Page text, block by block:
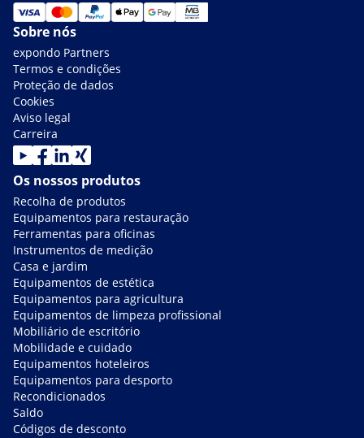
Sobre nós
expondo Partners
Termos e condições
Proteção de dados
Cookies
Aviso legal
Carreira
Os nossos produtos
Recolha de produtos
Equipamentos para restauração
Ferramentas para oficinas
Instrumentos de medição
Casa e jardim
Equipamentos de estética
Equipamentos para agricultura
Equipamentos de limpeza profissional
Mobiliário de escritório
Mobilidade e cuidado
Equipamentos hoteleiros
Equipamentos para desporto
Recondicionados
Saldo
Códigos de desconto